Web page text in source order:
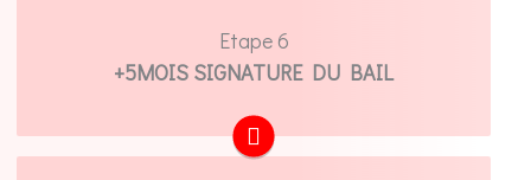
Etape 6
+5MOIS SIGNATURE DU BAIL